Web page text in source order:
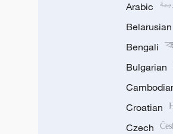
Arabic
Belarusian
Bengali
Bulgarian
Croatian
Czech